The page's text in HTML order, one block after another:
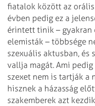
fiatalok között az
évben pedig ez a
érintett tinik – gyakran
elemisták – többsége
szexuális aktusban, és
vallja magát. Ami
szexet nem is tartják a
hisznek a házasság
szakemberek azt